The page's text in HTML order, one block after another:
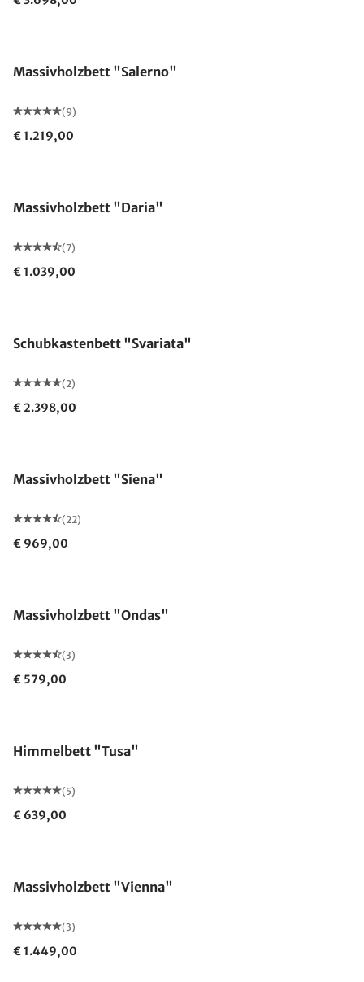
Massivholzbett "Salerno"
(9)
€ 1.219,00
Massivholzbett "Daria"
(7)
€ 1.039,00
Schubkastenbett "Svariata"
(2)
€ 2.398,00
Massivholzbett "Siena"
(22)
€ 969,00
Massivholzbett "Ondas"
(3)
€ 579,00
Himmelbett "Tusa"
(5)
€ 639,00
Massivholzbett "Vienna"
(3)
€ 1.449,00